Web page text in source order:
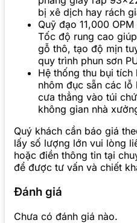
bị xê dịch hay rách
Quỹ đạo 11,000
Tốc độ rung cao
gỗ thô, tạo độ mịn
quy trình phun sơn
Hệ thống thu bụi
nhôm đục sẵn các lỗ
cưa thẳng vào túi
không gian nhà
Quý khách cần báo giá
lấy số lượng lớn vui lòng
hoặc điền thông tin tại
để được tư vấn và chiết
Đánh giá
Chưa có đánh giá nào.